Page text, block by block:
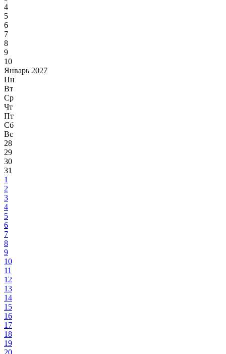
4
5
6
7
8
9
10
Январь 2027
Пн
Вт
Ср
Чт
Пт
Сб
Вс
28
29
30
31
1
2
3
4
5
6
7
8
9
10
11
12
13
14
15
16
17
18
19